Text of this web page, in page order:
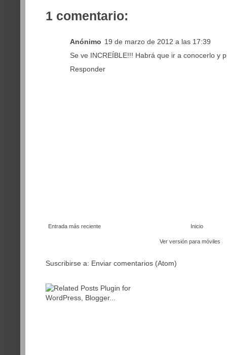
1 comentario:
Anónimo 19 de marzo de 2012 a las 17:39
Se ve INCREÍBLE!!! Habrá que ir a conocerlo y
Responder
Entrada más reciente Inicio
Ver versión para móviles
Suscribirse a: Enviar comentarios (Atom)